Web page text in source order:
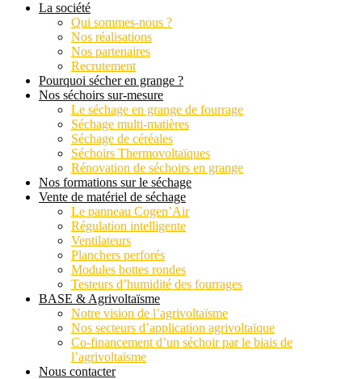
La société
Qui sommes-nous ?
Nos réalisations
Nos partenaires
Recrutement
Pourquoi sécher en grange ?
Nos séchoirs sur-mesure
Le séchage en grange de fourrage
Séchage multi-matières
Séchage de céréales
Séchoirs Thermovoltaïques
Rénovation de séchoirs en grange
Nos formations sur le séchage
Vente de matériel de séchage
Le panneau Cogen’Air
Régulation intelligente
Ventilateurs
Planchers perforés
Modules bottes rondes
Testeurs d’humidité des fourrages
BASE & Agrivoltaïsme
Notre vision de l’agrivoltaïsme
Nos secteurs d’application agrivoltaïque
Co-financement d’un séchoir par le biais de
l’agrivoltaïsme
Nous contacter